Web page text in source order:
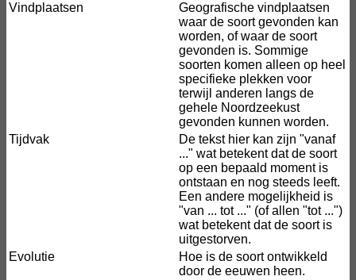
Vindplaatsen
Geografische vindplaatsen
waar de soort gevonden kan
worden, of waar de soort
gevonden is. Sommige
soorten komen alleen op heel
specifieke plekken voor
terwijl anderen langs de
gehele Noordzeekust
gevonden kunnen worden.
Tijdvak
De tekst hier kan zijn "vanaf
..." wat betekent dat de soort
op een bepaald moment is
ontstaan en nog steeds leeft.
Een andere mogelijkheid is
"van ... tot ..." (of allen "tot ...")
wat betekent dat de soort is
uitgestorven.
Evolutie
Hoe is de soort ontwikkeld
door de eeuwen heen.